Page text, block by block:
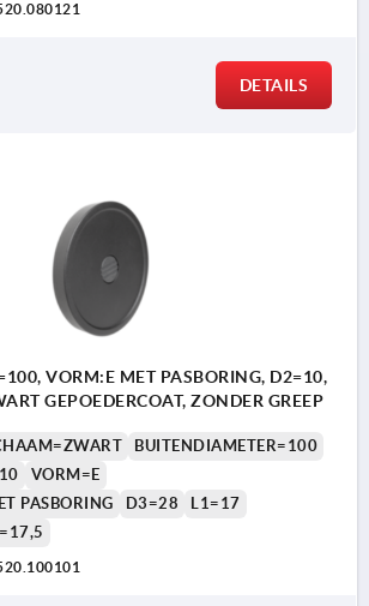
DETAILS
VORM:E MET PASBORING, D2=10,
GEPOEDERCOAT, ZONDER GREEP
BUITENDIAMETER=100
VORM=E
PASBORING
D3=28
L1=17